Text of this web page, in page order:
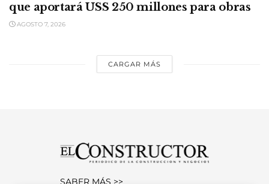
que aportará USS 250 millones para obras
AGOSTO 7, 2026
CARGAR MÁS
SABER MÁS >>